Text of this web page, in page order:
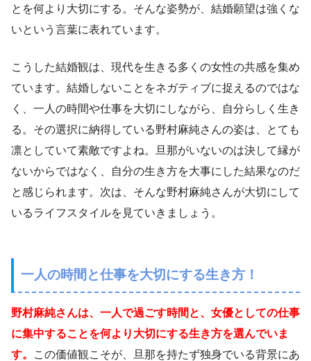
とを何より大切にする。そんな姿勢が、結婚願望は強くな
いという言葉に表れています。
こうした結婚観は、現代を生きる多くの女性の共感を集め
ています。結婚しないことをネガティブに捉えるのではな
く、一人の時間や仕事を大切にしながら、自分らしく生き
る。その選択に納得している野村麻純さんの姿は、とても
凛としていて素敵ですよね。旦那がいないのは決して縁が
ないからではなく、自分の生き方を大事にした結果なのだ
と感じられます。次は、そんな野村麻純さんが大切にして
いるライフスタイルを見ていきましょう。
一人の時間と仕事を大切にする生き方！
野村麻純さんは、一人で過ごす時間と、女優としての仕事
に集中することを何より大切にする生き方を選んでいま
す。
この価値観こそが、旦那を持たず独身でいる背景にあ